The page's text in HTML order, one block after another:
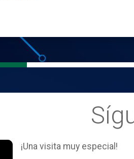
¡Una visita muy especial!